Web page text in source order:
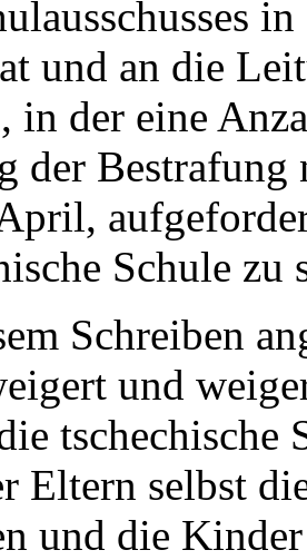
und an die
in der eine
der Bestrafung
Schule zu
Schreiben
und
tschechische
Eltern selbst
und die